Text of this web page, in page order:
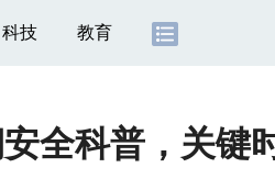
科技 教育
全科普，关键